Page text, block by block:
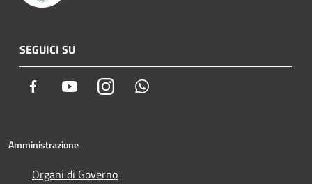
SEGUICI SU
Facebook YoutubeInstagram
Amministrazione
Organi di Governo